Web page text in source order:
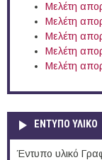
Μελέτη
Μελέτη
Μελέτη
Μελέτη
Μελέτη
ΕΝΤΥΠΟ ΥΛΙΚΟ
Έντυπο υλικό